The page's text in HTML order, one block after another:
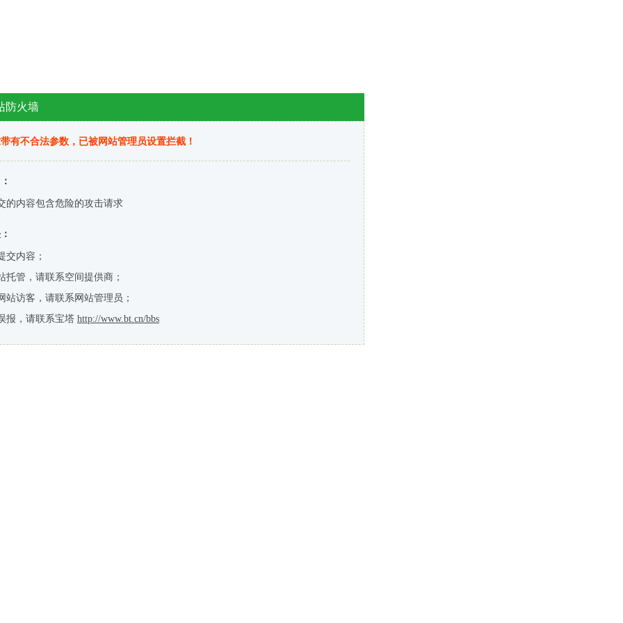
防火墙
有不合法参数，已被网站管理员设置拦截！
的内容包含危险的攻击请求
交内容；
托管，请联系空间提供商；
站访客，请联系网站管理员；
报，请联系宝塔 http://www.bt.cn/bbs